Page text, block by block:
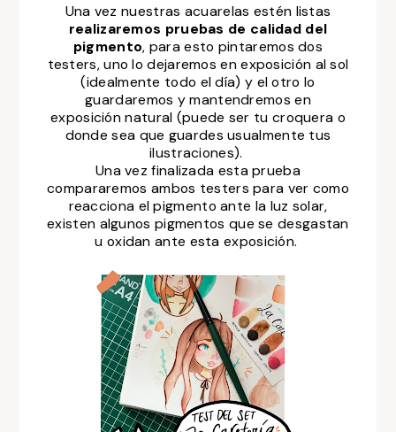
Una vez nuestras acuarelas estén listas
realizaremos pruebas de calidad del
pigmento, para esto pintaremos dos
testers, uno lo dejaremos en exposición al sol
(idealmente todo el día) y el otro lo
guardaremos y mantendremos en
exposición natural (puede ser tu croquera o
donde sea que guardes usualmente tus
ilustraciones).
Una vez finalizada esta prueba
compararemos ambos testers para ver como
reacciona el pigmento ante la luz solar,
existen algunos pigmentos que se desgastan
u oxidan ante esta exposición.